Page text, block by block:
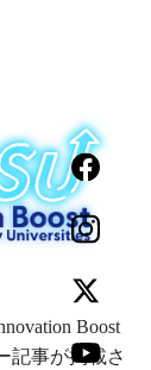
Boost
記事が掲載さ